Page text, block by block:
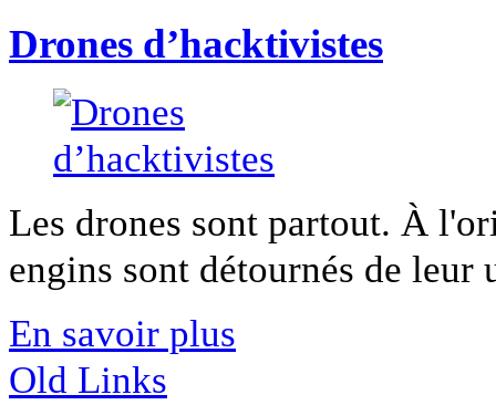
Drones d’hacktivistes
Les drones sont partout. À
engins sont détournés de leur
En savoir plus
Old Links